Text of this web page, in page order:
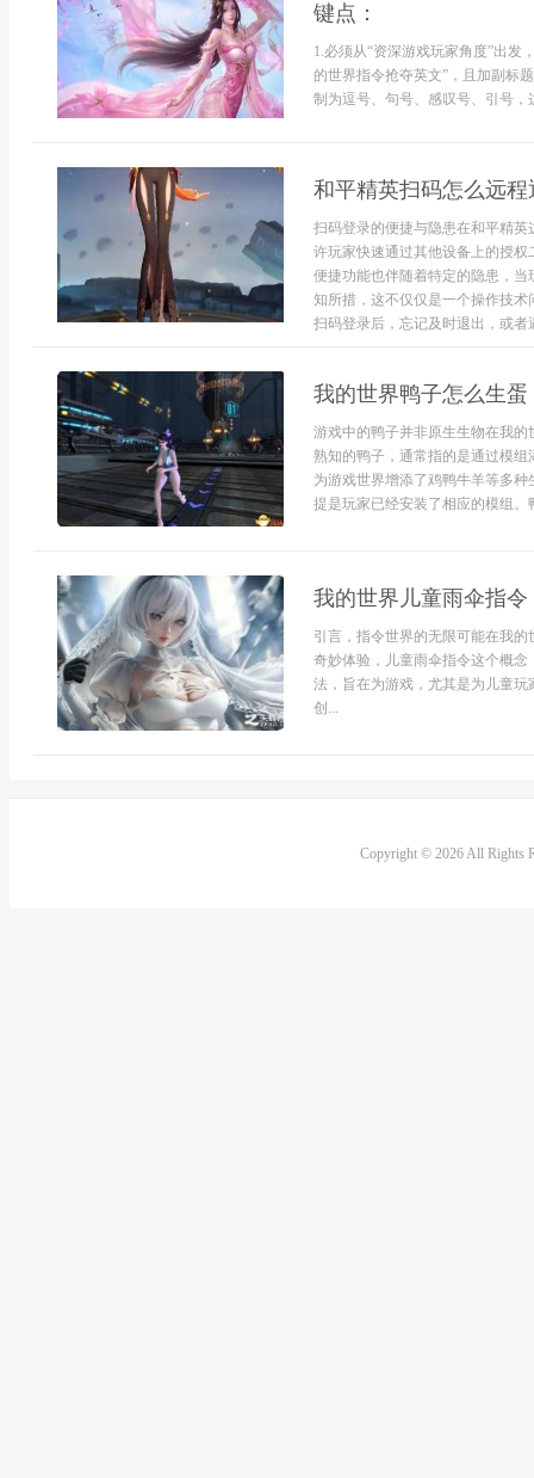
键点：
1.必须从“资深游戏玩家角度”出发
的世界指令抢夺英文”，且加副标
制为逗号、句号、感叹号、引号
和平精英扫码怎么远
扫码登录的便捷与隐患在和平精
许玩家快速通过其他设备上的授
便捷功能也伴随着特定的隐患，
知所措，这不仅仅是一个操作技
扫码登录后，忘记及时退出，或者
我的世界鸭子怎么生
游戏中的鸭子并非原生生物在我
熟知的鸭子，通常指的是通过模
为游戏世界增添了鸡鸭牛羊等多
提是玩家已经安装了相应的模组
我的世界儿童雨伞指
引言，指令世界的无限可能在我
奇妙体验，儿童雨伞指令这个概
法，旨在为游戏，尤其是为儿童
创...
Copyright © 2026 All Rights